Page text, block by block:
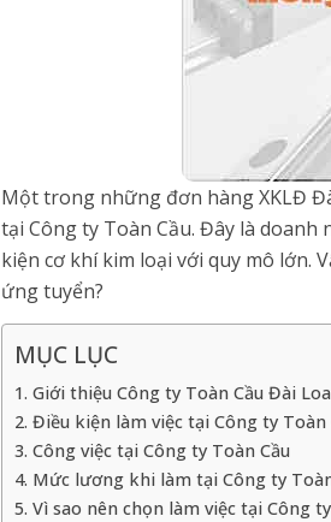
Một trong những đơn hàng XKLĐ
tại Công ty Toàn Cầu. Đây là
kiện cơ khí kim loại với quy mô lớn.
ứng tuyển?
MỤC LỤC
1. Giới thiệu Công ty Toàn Cầu Đài
2. Điều kiện làm việc tại Công ty Toàn
3. Công việc tại Công ty Toàn Cầu
4. Mức lương khi làm tại Công ty
5. Vì sao nên chọn làm việc tại Công